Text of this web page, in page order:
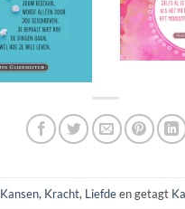
Kansen, Kracht, Liefdeen getagt